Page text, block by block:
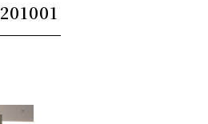
201001